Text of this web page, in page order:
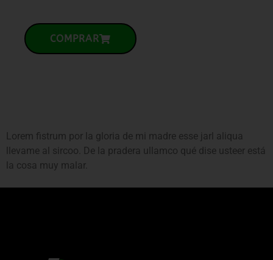
COMPRAR
Lorem fistrum por la gloria de mi madre esse jarl aliqua
llevame al sircoo. De la pradera ullamco qué dise usteer está
la cosa muy malar.